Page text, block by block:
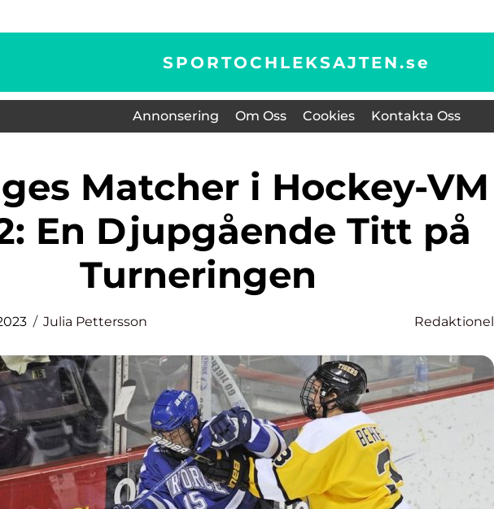
SPORTOCHLEKSAJTEN.se
Annonsering Om Oss Cookies Kontakta Oss
En Djupgående Titt på
Turneringen
Julia Pettersson Redaktionel